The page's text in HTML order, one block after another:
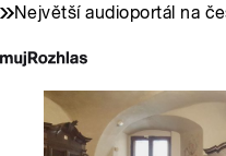
Největší audioportál na